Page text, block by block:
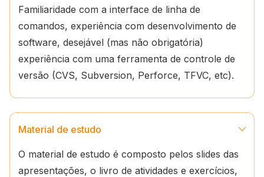
Familiaridade com a interface de linha de
comandos, experiência com desenvolvimento de
software, desejável (mas não obrigatória)
experiência com uma ferramenta de controle de
versão (CVS, Subversion, Perforce, TFVC, etc).
Material de estudo
O material de estudo é composto pelos slides das
apresentações, o livro de atividades e exercícios,